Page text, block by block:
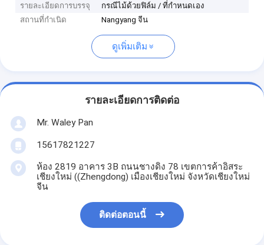
รายละเอียดการบรรจุ
กรณีไม้ด้วยฟิล์ม / ที่กำหนดเอง
สถานที่กำเนิด
Nangyang จีน
ดูเพิ่มเติม
รายละเอียดการติดต่อ
Mr. Waley Pan
15617821227
ห้อง 2819 อาคาร 3B ถนนชางดิง 78 เขตการค้าอิสระ
เชียงใหม่ ((Zhengdong) เมืองเชียงใหม่ จังหวัดเชียงใหม่
จีน
ติดต่อตอนนี้